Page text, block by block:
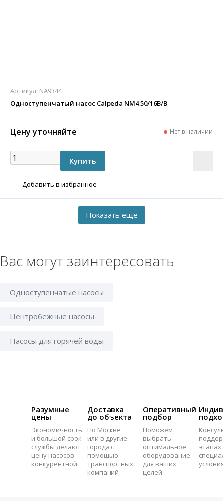
Артикул: NA9344
Одноступенчатый насос Calpeda NM4 50/16B/B
Цену уточняйте Нет в наличии
Добавить в избранное
Вас могут заинтересовать
Одноступенчатые насосы
Центробежные насосы
Насосы для горячей воды
Разумные
цены
Экономичность
и большой срок
службы делают
цену насосов
конкурентной
Доставка
до объекта
По Москве
или в другие
города с
помощью
транспортных
компаний
Оперативный
подбор
Поможем
выбрать
оптимальное
оборудование
для ваших
целей
этапах